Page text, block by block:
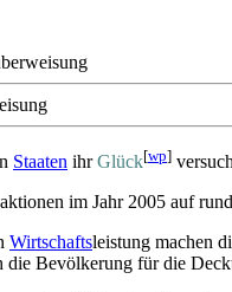
Staaten ihrGlück[wp]
im Jahr 2005 auf
Wirtschafts­leistung machen
Bevölkerung für die